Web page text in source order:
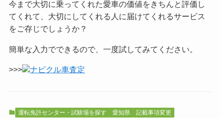
今まで大切に乗ってくれた愛車の価値をきちんと評価し
てくれて、大切にしてくれる人に届けてくれるサービス
をご存じでしょうか？
簡単な入力でできるので、一度試してみてください。
>>> ナビクル車査定
運転免許センター・試験場を探す 愛知県 記載事項変更